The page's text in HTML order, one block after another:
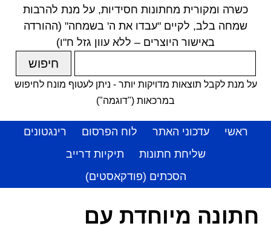
כשרה ומקורית מחתונות חסידיות, על מנת להרבות
שמחה בלב, לקיים "עבדו את ה' בשמחה" (ההורדה
באישור היוצרים – ללא עוון גזל ח"ו)
על מנת לקבל תוצאות מדויקות יותר - ניתן לעטוף מונח לחיפוש
במרכאות ("דוגמה")
ראשי עדכוני האתר לוח הפרסום
רינגטונים
שליחת חתונות
תיקיות דרייב
הסכתים (פודקאסטים)
חתונה מיוחדת עם